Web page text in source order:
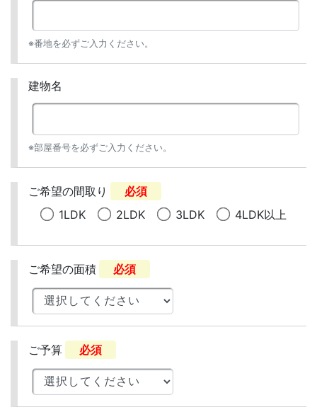
※番地を必ずご入力ください。
建物名
※部屋番号を必ずご入力ください。
ご希望の間取り
必須
1LDK
2LDK 3LDK 4LDK以上
ご希望の面積 必須
ご予算 必須